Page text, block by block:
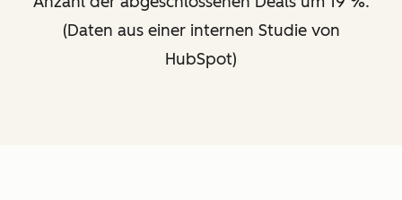
(Daten aus einer internen Studie von
HubSpot)